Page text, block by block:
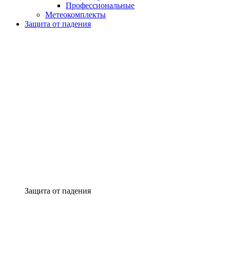
Профессиональные
Метеокомплекты
Защита от падения
Защита от падения